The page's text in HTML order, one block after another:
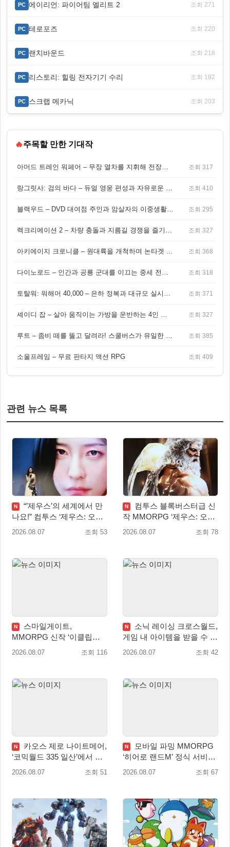
PC 에이리언: 파이어팀 엘리트 2 조회 271
PC 테로포즈 조회 220
PC 랜치바운드 조회 218
PC 리스토리: 힐링 전자기기 수리 조회 192
PC 스크랩 메카닉 조회 203
🔥주목할 만한 기대작
아머드 트레인 워페어 – 무장 열차를 지휘해 전장을 돌파하는 생존 전투 게임 조회 317
랑그릿사: 검의 바다 – 듀얼 영웅 편성과 자유로운 탐험을 결합한 판타지 전략 RPG 조회 410
블랙우드 – DVD 대여점 주인과 암살자의 이중생활을 그린 3인칭 액션 스릴러 게임 조회 295
렉크리에이션 2 – 차량 충돌과 지름길 경쟁을 즐기는 오픈월드 아케이드 레이싱 게임 조회 327
아키에이지 크로니클 – 원대륙을 개척하며 논타겟 전투를 즐기는 오픈월드 MMORPG 조회 368
다이노로드 – 인간과 공룡 군대를 이끄는 중세 전략 액션 RPG 조회 318
토탈워: 워해머 40,000 – 은하 정복과 대규모 실시간 전투가 결합된 전략 게임! 조회 371
셰이디 잡 – 살아 움직이는 가방을 운반하는 4인 협동 물리 어드벤처 게임 조회 327
루트 – 좀비 떼를 뚫고 달려라! 스쿨버스가 유일한 집이 되는 4인 협동 생존 게임 조회 385
소울프레임 – 무료 판타지 액션 RPG 조회 409
관련 뉴스 목록
N
“’제우스’의 세계에서 만
나요!” 컴투스 ‘제우스: 오만
의 신’ 쇼케이스 찾은 배우
2026.08.07 조회 53
N
컴투스 블록버스터급 신
작 MMORPG ‘제우스: 오만
의 신’, 8월 26일 출시!
2026.08.07 조회 78
N
스마일게이트,
MMORPG 신작 ‘이클립스:
더 어웨이크닝’ 9월 10일 론
2026.08.07 조회 116
N
소닉 레이싱 크로스월드,
게임 내 아이템을 받을 수 있
는 ‘레전드 대회 라운드 7’ 개
2026.08.07 조회 42
N
카오스 제로 나이트메어,
‘코믹월드 335 일산’에서 이
용자 소통 예고
2026.08.07 조회 51
N
모바일 파밍 MMORPG
‘히어로 랜드M’ 정식 서비스
돌입
2026.08.07 조회 67